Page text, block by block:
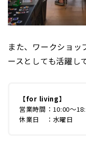
また、ワークショッ
ースとしても活躍し
【for living】
営業時間：10:00〜
休業日 ：水曜日